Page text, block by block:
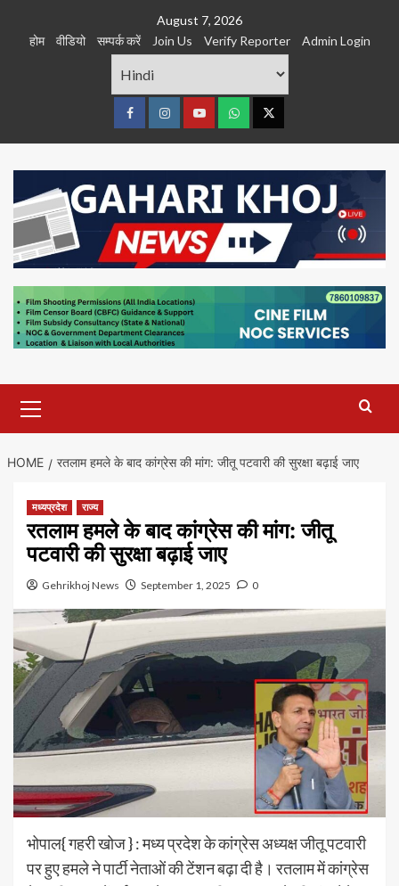
August 7, 2026
होम
वीडियो सम्पर्क करें Join Us Verify Reporter Admin Login
FacebookInstagramyoutubeWhatsTwitter
Menu
HOME रतलाम हमले के बाद कांग्रेस की मांग: जीतू पटवारी की सुरक्षा बढ़ाई जाए
मध्यप्रदेश राज्य
रतलाम हमले के बाद कांग्रेस की मांग: जीतू
पटवारी की सुरक्षा बढ़ाई जाए
Gehrikhoj News September 1, 2025 0
भोपाल{ गहरी खोज } : मध्य प्रदेश के कांग्रेस अध्यक्ष जीतू पटवारी
पर हुए हमले ने पार्टी नेताओं की टेंशन बढ़ा दी है। रतलाम में कांग्रेस